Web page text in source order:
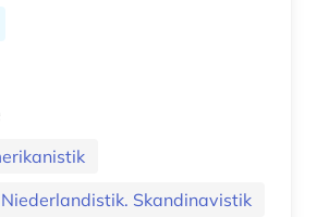
Skandinavistik